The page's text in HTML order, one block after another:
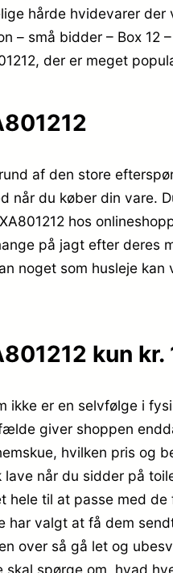
hårde hvidevarer
små bidder – Box 12
der er meget
af den store
når du køber din vare.
hos
på jagt efter deres
noget som husleje
kun kr.
er en selvfølge i
giver shoppen
hvilken pris og
når du sidder på
til at passe med
har valgt at få dem
over så gå let og
spørge om, hvad